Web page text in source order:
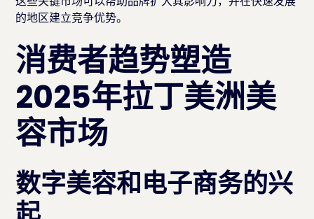
的地区建立竞争优势。
消费者趋势塑造
2025年拉丁美洲美
容市场
数字美容和电子商务的兴